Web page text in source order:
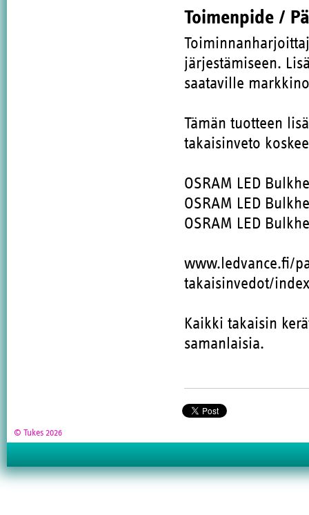
Toimenpide /
järjestämiseen.
saataville
Tämän tuotteen
takaisinveto
OSRAM LED
OSRAM LED
OSRAM LED
www.ledvance.fi/
takaisinvedot/
Kaikki takaisin
samanlaisia.
© Tukes 2026